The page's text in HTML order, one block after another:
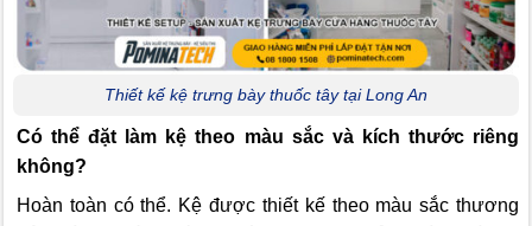
Thiết kế kệ trưng bày thuốc tây tại Long An
Có thể đặt làm kệ theo màu sắc và kích thước riêng
không?
Hoàn toàn có thể. Kệ được thiết kế theo màu sắc thương